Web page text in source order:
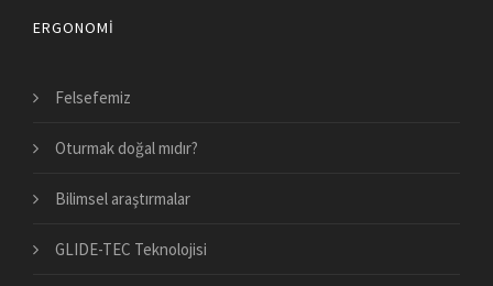
ERGONOMI
Felsefemiz
Oturmak doğal mıdır?
Bilimsel araştırmalar
GLIDE-TEC Teknolojisi